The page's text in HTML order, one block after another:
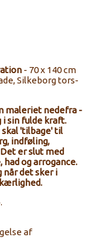
- 70x 140 cm
Silkeborg tors-
maleriet nedefra -
sin fulde kraft.
skal 'tilbage' til
indføling,
er slut med
og arrogance.
når det sker i
af